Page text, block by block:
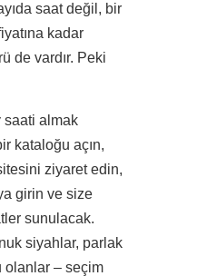
saat değil, bir
kadar
de vardır. Peki
saati almak
kataloğu açın,
ziyaret edin,
girin ve size
sunulacak.
siyahlar, parlak
olanlar – seçim